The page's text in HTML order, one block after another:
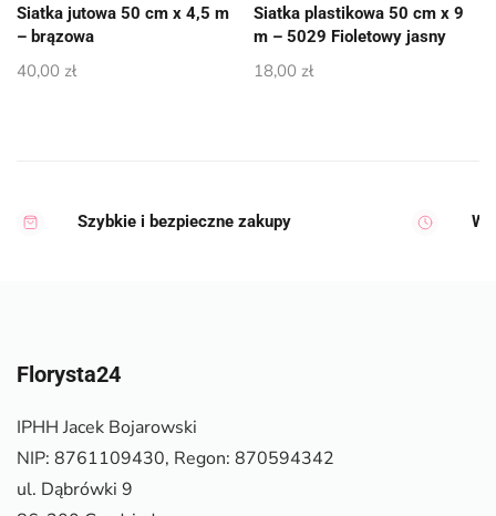
Siatka jutowa 50 cm x 4,5 m
– brązowa
40,00 zł
Siatka plastikowa 50 cm x 9
m – 5029 Fioletowy jasny
18,00 zł
Szybkie i bezpieczne zakupy
Florysta24
IPHH Jacek Bojarowski
NIP: 8761109430, Regon: 870594342
ul. Dąbrówki 9